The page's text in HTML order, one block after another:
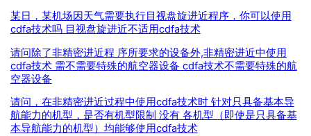
某日，某机场因天气需要执行目视盘旋进近程序，你可以使用
cdfa技术吗 目视盘旋进近不适用cdfa技术
请问除了非精密进近程 序所要求的设备外,非精密进近中使用
cdfa技术 需不需要特殊的航空器设备 cdfa技术不需要特殊的航
空器设备
请问，在非精密进近过程中使用cdfa技术时 针对只具备基本导
航能力的机型，是否有机型限制 没有 各机型（即使是只具备基
本导航能力的机型）均能够使用cdfa技术